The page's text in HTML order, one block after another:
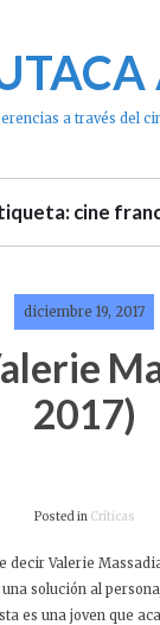
a través del
cine
diciembre 19, 2017
2017)
Posted in Críticas
decir Valerie
solución al
es una joven que